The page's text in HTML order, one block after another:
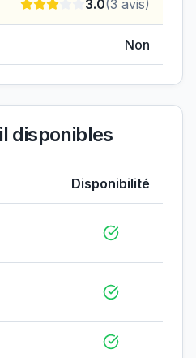
3.0(3 avis)
Non
disponibles
Disponibilité